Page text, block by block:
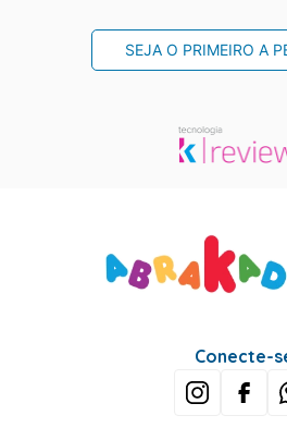
SEJA O PRIMEIRO A
Conecte-